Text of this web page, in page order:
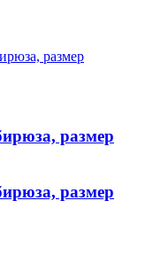
размер
размер